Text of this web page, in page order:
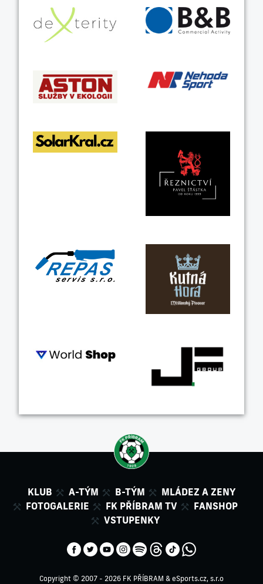
KLUB A-TÝM B-TÝM
MLÁDEZ A ZENY
FOTOGALERIE
FK PŘÍBRAM TV
FANSHOP
VSTUPENKY
Copyright © 2007 - 2026 FK PŘÍBRAM & eSports.cz, s.r.o